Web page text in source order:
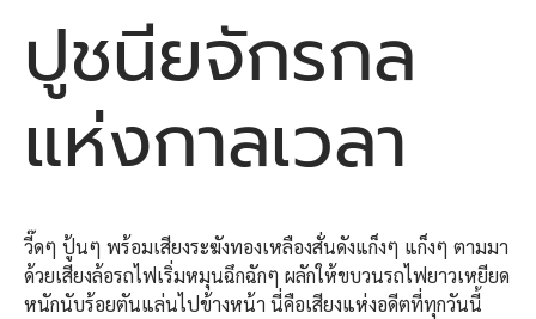
ปูชนียจักรกล
แห่งกาลเวลา
วี๊ดๆ ปู้นๆ พร้อมเสียงระฆังทองเหลืองสั่นดังแก็งๆ แก็งๆ ตามมา
ด้วยเสียงล้อรถไฟเริ่มหมุนฉึกฉักๆ ผลักให้ขบวนรถไฟยาวเหยียด
หนักนับร้อยตันแล่นไปข้างหน้า นี่คือเสียงแห่งอดีตที่ทุกวันนี้